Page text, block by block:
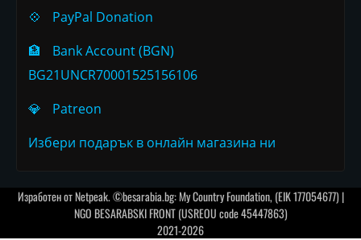
💠
PayPal Donation
🏦
Bank Account (BGN)
BG21UNCR70001525156106
💎
Patreon
Избери подарък в онлайн магазина ни
Изработен отNetpeak. ©besarabia.bg: My Country Foundation, (EIK 177054677) |
NGO BESARABSKI FRONT (USREOU code 45447863)
2021-2026